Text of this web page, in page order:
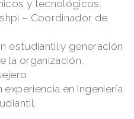
y tecnológicos.
– Coordinador de
estudiantil y generación
la organización.
en Ingeniería